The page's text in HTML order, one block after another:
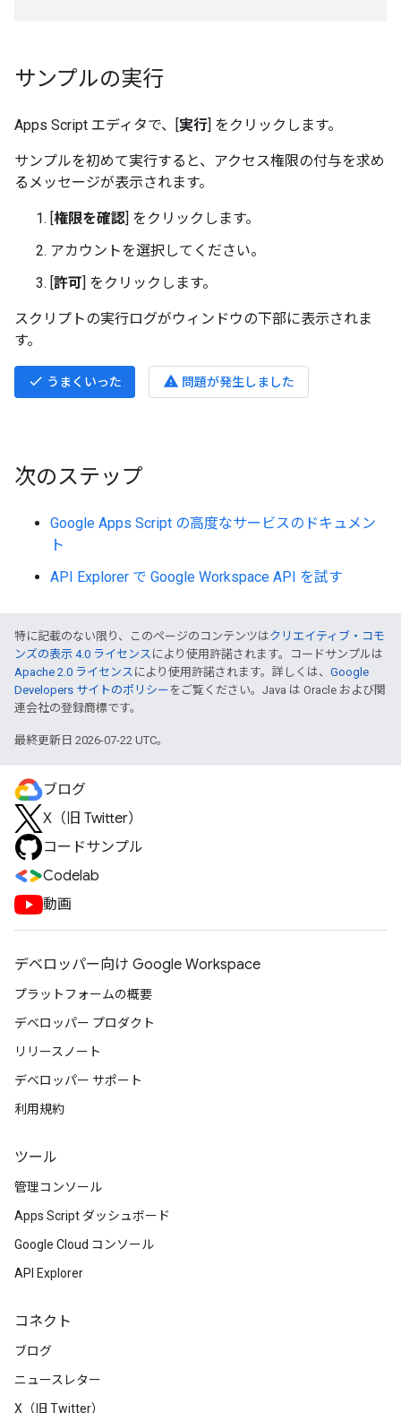
サンプルの実行
Apps Script エディタで、[実行] をクリックします。
サンプルを初めて実行すると、アクセス権限の付与を求め
るメッセージが表示されます。
[権限を確認] をクリックします。
アカウントを選択してください。
[許可] をクリックします。
スクリプトの実行ログがウィンドウの下部に表示されま
す。
done うまくいった warning 問題が発生しました
次のステップ
Google Apps Script の高度なサービスのドキュメン
ト
API Explorer で Google Workspace API を試す
特に記載のない限り、このページのコンテンツはクリエイティブ・コモ
ンズの表示 4.0 ライセンス により使用許諾されます。コードサンプルは
Apache 2.0 ライセンス により使用許諾されます。詳しくは、 Google
Developers サイトのポリシー をご覧ください。Java は Oracle および関
連会社の登録商標です。
最終更新日 2026-07-22 UTC。
ブログ
X（旧 Twitter）
コードサンプル
Codelab
動画
デベロッパー向け Google Workspace
プラットフォームの概要
デベロッパー プロダクト
リリースノート
デベロッパー サポート
利用規約
ツール
管理コンソール
Apps Script ダッシュボード
Google Cloud コンソール
API Explorer
コネクト
ブログ
ニュースレター
X（旧 Twitter）